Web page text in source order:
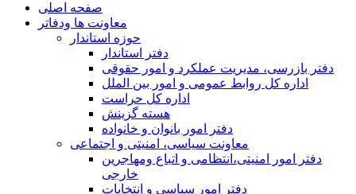
صفحه اصلی
معاونت ها ودفاتر
حوزه استاندار
دفتر استاندار
دفتر بازرسی، مدیریت عملکرد و امور حقوقی
اداره کل روابط عمومی و امور بین الملل
اداره کل حراست
هسته گزینش
دفتر امور بانوان و خانواده
معاونت سیاسی، امنیتی و اجتماعی
دفتر امور امنيتی،انتظامی و اتباع ومهاجرین
خارجی
دفتر امور سیاسی و انتخابات